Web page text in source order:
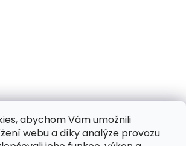
abychom Vám umožnili
webu a díky analýze provozu